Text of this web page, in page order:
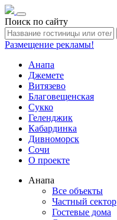
Toggle
navigation
Поиск по сайту
Размещение рекламы!
Анапа
Джемете
Витязево
Благовещенская
Сукко
Геленджик
Кабардинка
Дивноморск
Сочи
О проекте
Анапа
Все объекты
Частный сектор
Гостевые дома